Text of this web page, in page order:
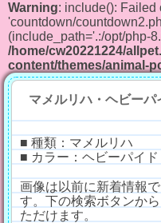
Warning: include(): Failed
'countdown/
(include_path='.:/opt/php-
/home/cw20221224/
content/themes/animal-
マメルリハ・ヘビーパ
■ 種類：マメルリハ
■ カラー：ヘビーパイ
画像は以前に新着情報
す。下の検索ボタンか
ただけます。